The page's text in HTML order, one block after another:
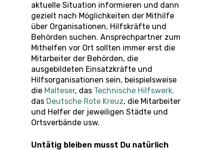
aktuelle Situation informieren und dann
gezielt nach Möglichkeiten der Mithilfe
über Organisationen, Hilfskräfte und
Behörden suchen. Ansprechpartner zum
Mithelfen vor Ort sollten immer erst die
Mitarbeiter der Behörden, die
ausgebildeten Einsatzkräfte und
Hilfsorganisationen sein, beispielsweise
die Malteser, das Technische Hilfswerk,
das Deutsche Rote Kreuz, die Mitarbeiter
und Helfer der jeweiligen Städte und
Ortsverbände usw.
Untätig bleiben musst Du natürlich